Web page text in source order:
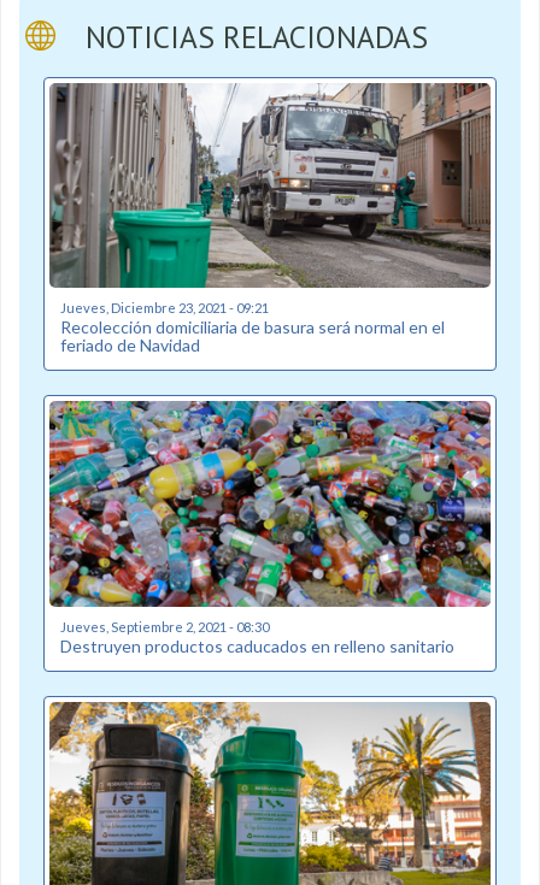
NOTICIAS RELACIONADAS
Jueves, Diciembre 23, 2021 - 09:21
Recolección domiciliaria de basura será normal en el
feriado de Navidad
Jueves, Septiembre 2, 2021 - 08:30
Destruyen productos caducados en relleno sanitario